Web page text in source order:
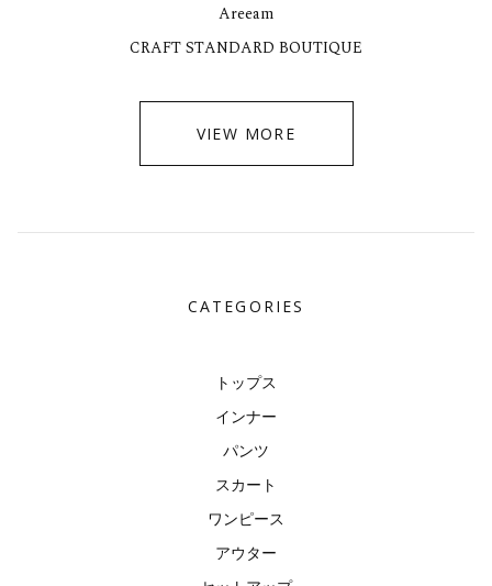
Areeam
CRAFT STANDARD BOUTIQUE
VIEW MORE
CATEGORIES
トップス
インナー
パンツ
スカート
ワンピース
アウター